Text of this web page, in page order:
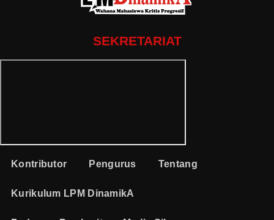
SEKRETARIAT
Kontributor Pengurus Tentang
Kurikulum LPM DinamikA